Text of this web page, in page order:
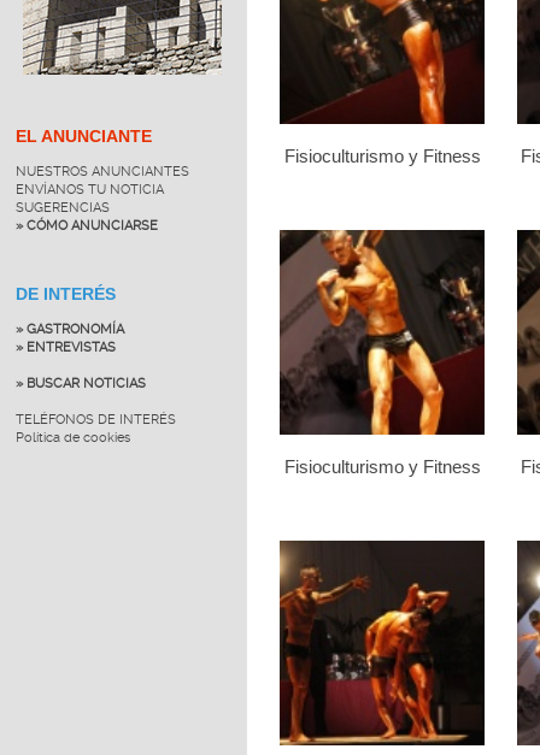
EL ANUNCIANTE
NUESTROS ANUNCIANTES
ENVÍANOS TU NOTICIA
SUGERENCIAS
» CÓMO ANUNCIARSE
DE INTERÉS
» GASTRONOMÍA
» ENTREVISTAS
» BUSCAR NOTICIAS
TELÉFONOS DE INTERÉS
Política de cookies
Fisioculturismo y Fitness
Fisioculturismo y Fitness